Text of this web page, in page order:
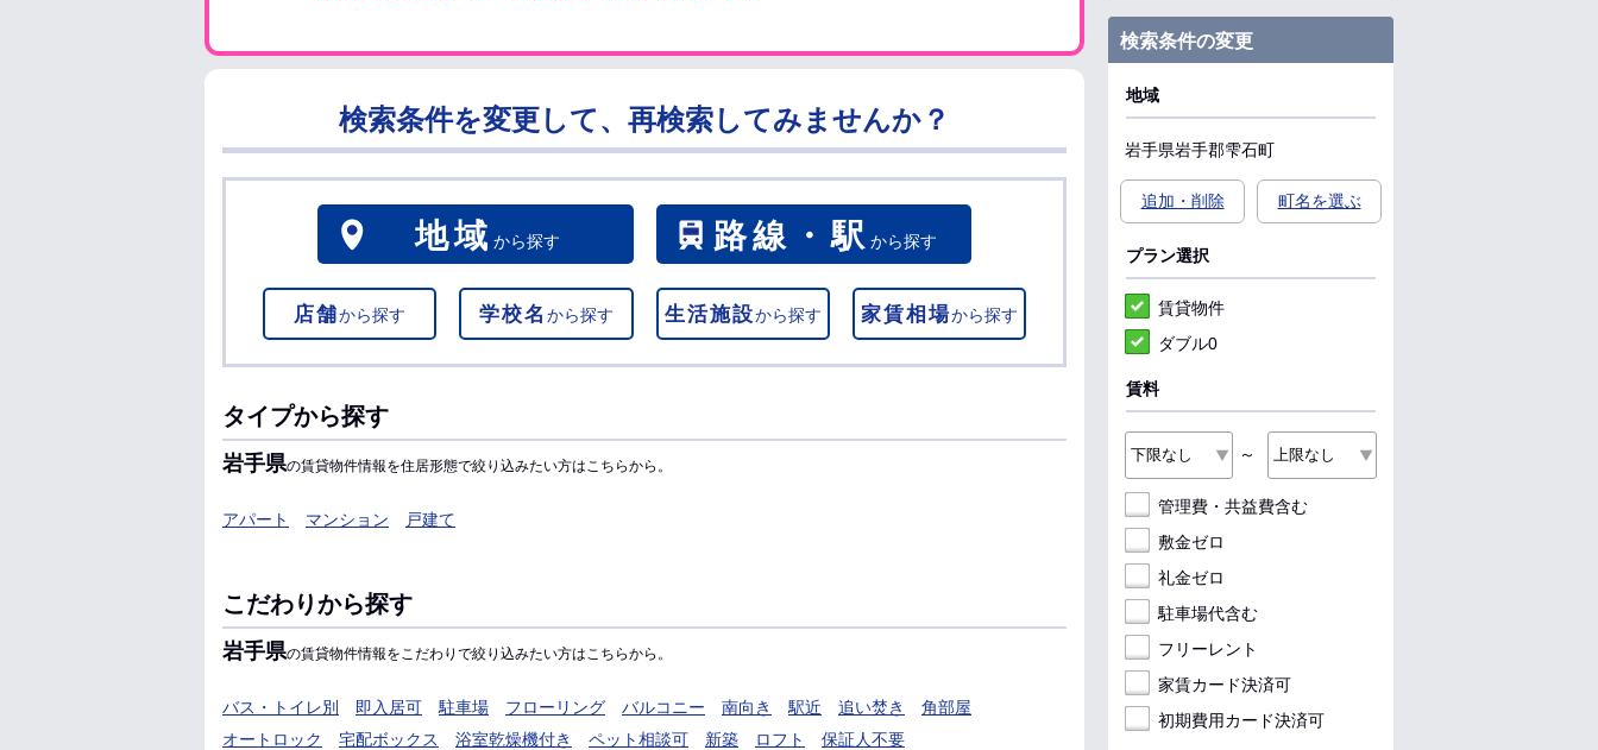
検索条件を変更して、再検索してみませんか？
地域 から探す 路線・駅から探す
店舗から探す 学校名 から探す 生活施設から探す 家賃相場から探す
タイプから探す
岩手県の賃貸物件情報を住居形態で絞り込みたい方はこちらから。
アパート マンション 戸建て
こだわりから探す
岩手県の賃貸物件情報をこだわりで絞り込みたい方はこちらから。
バス・トイレ別 即入居可 駐車場 フローリング バルコニー 南向き 駅近 追い焚き
角部屋
オートロック
宅配ボックス 浴室乾燥機付き ペット相談可 新築 ロフト
保証人不要
検索条件の変更
地域
岩手県岩手郡雫石町
追加・削除 町名を選ぶ
プラン選択
賃貸物件
ダブル0
賃料
～
管理費・共益費含む
敷金ゼロ
礼金ゼロ
駐車場代含む
フリーレント
家賃カード決済可
初期費用カード決済可